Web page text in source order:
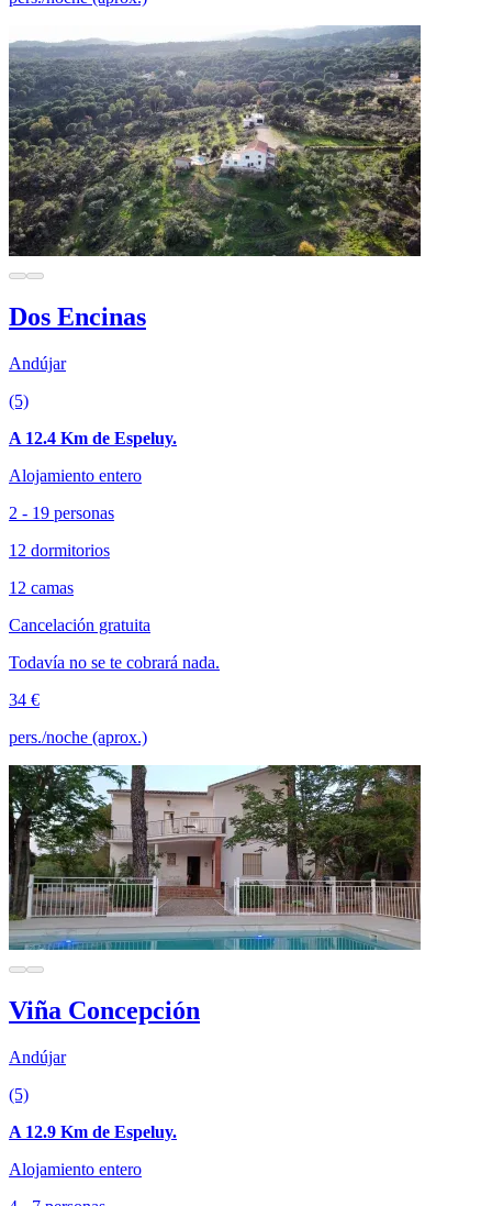
Dos Encinas
Andújar
(5)
A 12.4 Km de Espeluy.
Alojamiento entero
2 - 19 personas
12 dormitorios
12 camas
Cancelación gratuita
Todavía no se te cobrará nada.
34 €
pers./noche (aprox.)
Viña Concepción
Andújar
(5)
A 12.9 Km de Espeluy.
Alojamiento entero